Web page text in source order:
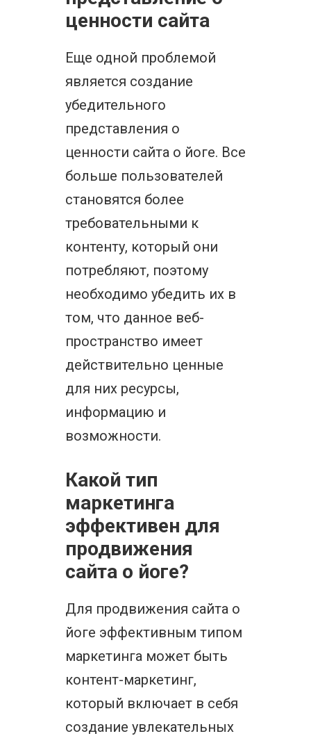
ценности сайта
Еще одной проблемой
является создание
убедительного
представления о
ценности сайта о йоге. Все
больше пользователей
становятся более
требовательными к
контенту, который они
потребляют, поэтому
необходимо убедить их в
том, что данное веб-
пространство имеет
действительно ценные
для них ресурсы,
информацию и
возможности.
Какой тип
маркетинга
эффективен для
продвижения
сайта о йоге?
Для продвижения сайта о
йоге эффективным типом
маркетинга может быть
контент-маркетинг,
который включает в себя
создание увлекательных